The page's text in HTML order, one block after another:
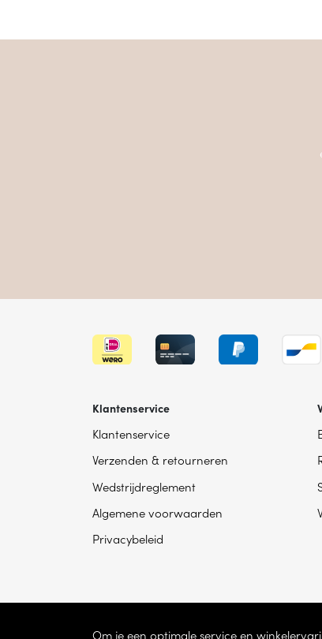
Klantenservice
Klantenservice
Verzenden & retourneren
Wedstrijdreglement
Algemene voorwaarden
Privacybeleid
Om je een optimale service en